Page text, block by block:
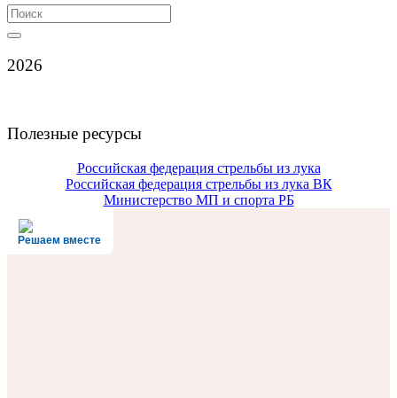
Search
for:
2026
Полезные ресурсы
Российская федерация стрельбы из лука
Российская федерация стрельбы из лука ВК
Министерство МП и спорта РБ
Решаем вместе